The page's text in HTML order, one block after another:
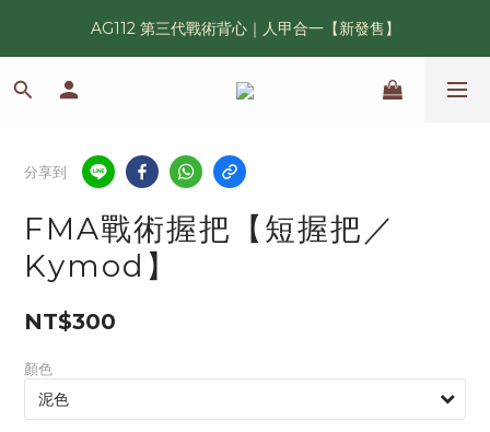
漢光42 傲骨紀念臂章｜滿 6500 贈送一片！
AG112 第三代戰術背心｜人甲合一【新發售】
鯊魚鰭圓邊帽｜高透氣、會呼吸的戰術奔尼帽
分享到
FMA戰術握把【短握把／
Kymod】
NT$300
顏色